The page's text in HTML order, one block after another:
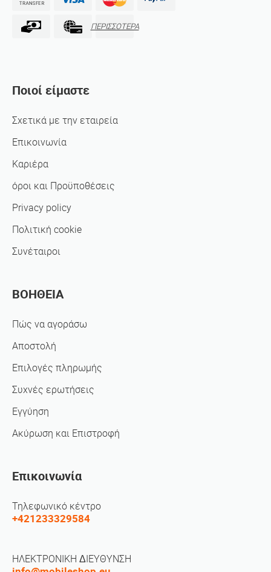
ΠΕΡΙΣΣΟΤΕΡΑ
Ποιοί είμαστε
Σχετικά με την εταιρεία
Επικοινωνία
Καριέρα
όροι και Προϋποθέσεις
Privacy policy
Πολιτική cookie
Συνέταιροι
ΒΟΗΘΕΙΑ
Πώς να αγοράσω
Αποστολή
Επιλογές πληρωμής
Συχνές ερωτήσεις
Εγγύηση
Ακύρωση και Επιστροφή
Επικοινωνία
Τηλεφωνικό κέντρο
+421233329584
ΗΛΕΚΤΡΟΝΙΚΗ ΔΙΕΥΘΥΝΣΗ